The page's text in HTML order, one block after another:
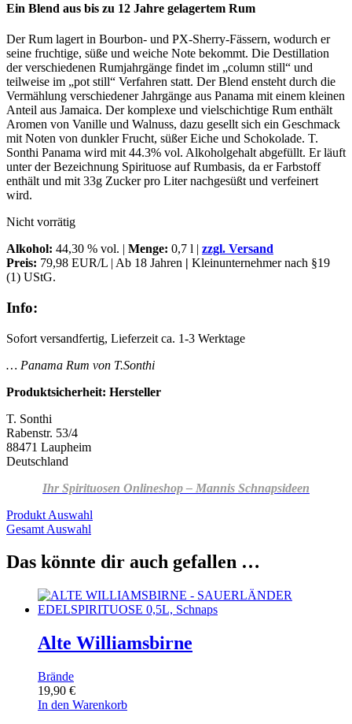
Ein Blend aus bis zu 12 Jahre gelagertem Rum
Der Rum lagert in Bourbon- und PX-Sherry-Fässern, wodurch er
seine fruchtige, süße und weiche Note bekommt. Die Destillation
der verschiedenen Rumjahrgänge findet im „column still“ und
teilweise im „pot still“ Verfahren statt. Der Blend ensteht durch die
Vermählung verschiedener Jahrgänge aus Panama mit einem kleinen
Anteil aus Jamaica. Der komplexe und vielschichtige Rum enthält
Aromen von Vanille und Walnuss, dazu gesellt sich ein Geschmack
mit Noten von dunkler Frucht, süßer Eiche und Schokolade. T.
Sonthi Panama wird mit 44.3% vol. Alkoholgehalt abgefüllt. Er läuft
unter der Bezeichnung Spirituose auf Rumbasis, da er Farbstoff
enthält und mit 33g Zucker pro Liter nachgesüßt und verfeinert
wird.
Nicht vorrätig
Alkohol: 44,30 % vol. | Menge: 0,7 l | zzgl. Versand
Preis: 79,98 EUR/L | Ab 18 Jahren | Kleinunternehmer nach §19
(1) UStG.
Info:
Sofort versandfertig, Lieferzeit ca. 1-3 Werktage
… Panama Rum von T.Sonthi
Produktsicherheit: Hersteller
T. Sonthi
Rabenstr. 53/4
88471 Laupheim
Deutschland
Ihr Spirituosen Onlineshop – Mannis Schnapsideen
Produkt Auswahl
Gesamt Auswahl
Das könnte dir auch gefallen …
Alte Williamsbirne
Brände
19,90 €
In den Warenkorb